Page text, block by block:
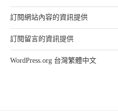
訂閱網站內容的資訊提供
訂閱留言的資訊提供
WordPress.org 台灣繁體中文